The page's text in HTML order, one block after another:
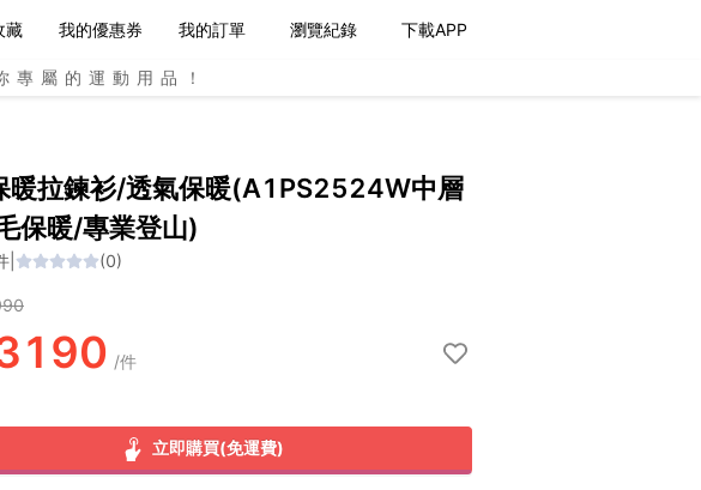
藏 我的優惠券 我的訂單 瀏覽紀錄 下載APP
屬的運動用品！
暖拉鍊衫/透氣保暖(A1PS2524W中層
保暖/專業登山)
(0)
/件
立即購買(免運費)